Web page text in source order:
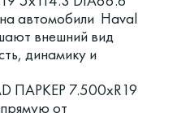
автомобили Haval
внешний вид
динамику и
ПАРКЕР 7.500xR19
от